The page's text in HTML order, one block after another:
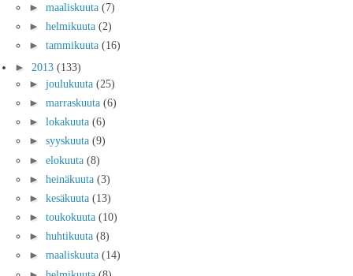
► maaliskuuta (7)
► helmikuuta (2)
► tammikuuta (16)
► 2013 (133)
► joulukuuta (25)
► marraskuuta (6)
► lokakuuta (6)
► syyskuuta (9)
► elokuuta (8)
► heinäkuuta (3)
► kesäkuuta (13)
► toukokuuta (10)
► huhtikuuta (8)
► maaliskuuta (14)